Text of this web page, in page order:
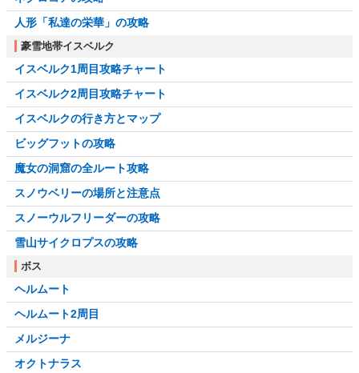
人形「私達の栄華」の攻略
豪雪地帯イスベルク
イスベルク1周目攻略チャート
イスベルク2周目攻略チャート
イスベルクの行き方とマップ
ビッグフットの攻略
魔女の洞窟の全ルート攻略
スノウベリーの場所と注意点
スノーウルフリーダーの攻略
雪山サイクロプスの攻略
ボス
ヘルムート
ヘルムート2周目
メルジーナ
オクトナラス